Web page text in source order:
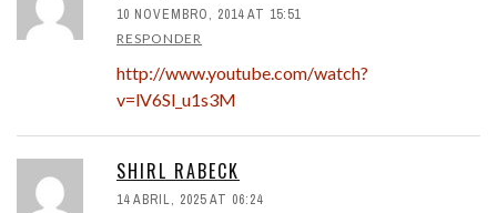
10 NOVEMBRO, 2014 AT 15:51
RESPONDER
http://www.youtube.com/watch?
v=lV6Sl_u1s3M
SHIRL RABECK
14 ABRIL, 2025 AT 06:24